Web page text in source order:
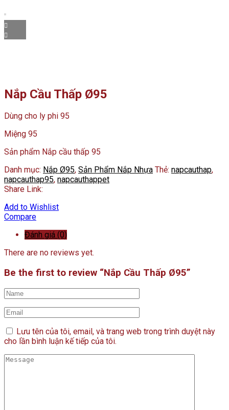
Nắp Cầu Thấp Ø95
Dùng cho ly phi 95
Miệng 95
Sản phẩm Nắp cầu thấp 95
Danh mục: Nắp Ø95, Sản Phẩm Nắp Nhựa Thẻ: napcauthap,
napcauthap95, napcauthappet
Share Link:
Add to Wishlist
Compare
Đánh giá (0)
There are no reviews yet.
Be the first to review “Nắp Cầu Thấp Ø95”
Lưu tên của tôi, email, và trang web trong trình duyệt này
cho lần bình luận kế tiếp của tôi.